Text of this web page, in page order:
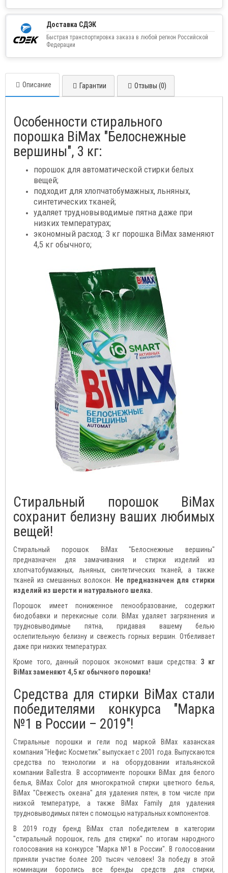
Доставка СДЭК
Быстрая транспортировка заказа в любой регион Российской
Федерации
Описание Гарантии Отзывы (0)
Особенности стирального
порошка BiMax "Белоснежные
вершины", 3 кг:
порошок для автоматической стирки белых
вещей;
подходит для хлопчатобумажных, льняных,
синтетических тканей;
удаляет трудновыводимые пятна даже при
низких температурах;
экономный расход: 3 кг порошка BiMax заменяют
4,5 кг обычного;
Стиральный порошок BiMax
сохранит белизну ваших любимых
вещей!
Стиральный порошок BiMax "Белоснежные вершины"
предназначен для замачивания и стирки изделий из
хлопчатобумажных, льняных, синтетических тканей, а также
тканей из смешанных волокон.
Не предназначен для стирки
изделий из шерсти и натурального шелка.
Порошок имеет пониженное пенообразование, содержит
биодобавки и перекисные соли. BiMax удаляет загрязнения и
трудновыводимые пятна, придавая вашему белью
ослепительную белизну и свежесть горных вершин. Отбеливает
даже при низких температурах.
Кроме того, данный порошок экономит ваши средства: 3 кг
BiMax заменяют 4,5 кг обычного порошка!
Средства для стирки BiMax стали
победителями конкурса "Марка
№1 в России – 2019"!
Стиральные порошки и гели под маркой BiMax казанская
компания "Нефис Косметик" выпускает с 2001 года. Выпускаются
средства по технологии и на оборудовании итальянской
компании Ballestra. В ассортименте порошки BiMax для белого
белья, BiMax Color для многократной стирки цветного белья,
BiMax "Свежесть океана" для удаления пятен, в том числе при
низкой температуре, а также BiMax Family для удаления
трудновыводимых пятен с помощью натуральных компонентов.
В 2019 году бренд BiMax стал победителем в категории
"стиральный порошок, гель для стирки" по итогам народного
голосования на конкурсе "Марка №1 в России". В голосовании
приняли участие более 200 тысяч человек! За победу в этой
номинации боролись все бренды средств для стирки,